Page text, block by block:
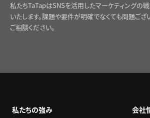
私たちTaTapはSNSを活用したマーケティングの
いたします。課題や要件が明確でなくても問題ござ
ご相談ください。
私たちの強み
会社